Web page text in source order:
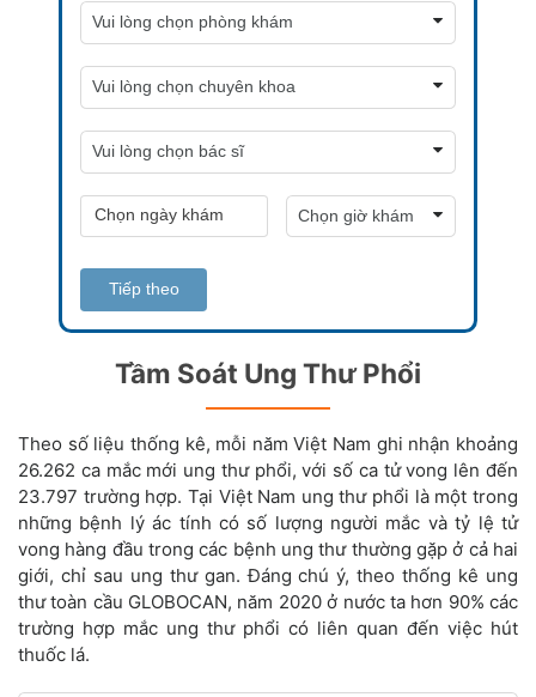
Tiếp theo
Tầm Soát Ung Thư Phổi
Theo số liệu thống kê, mỗi năm Việt Nam ghi nhận khoảng
26.262 ca mắc mới ung thư phổi, với số ca tử vong lên đến
23.797 trường hợp. Tại Việt Nam ung thư phổi là một trong
những bệnh lý ác tính có số lượng người mắc và tỷ lệ tử
vong hàng đầu trong các bệnh ung thư thường gặp ở cả hai
giới, chỉ sau ung thư gan. Đáng chú ý, theo thống kê ung
thư toàn cầu GLOBOCAN, năm 2020 ở nước ta hơn 90% các
trường hợp mắc ung thư phổi có liên quan đến việc hút
thuốc lá.